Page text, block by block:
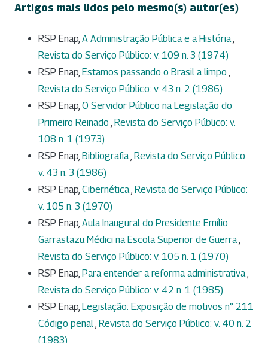
Artigos mais lidos pelo mesmo(s) autor(es)
RSP Enap, A Administração Pública e a História,
Revista do Serviço Público: v. 109 n. 3 (1974)
RSP Enap, Estamos passando o Brasil a limpo ,
Revista do Serviço Público: v. 43 n. 2 (1986)
RSP Enap, O Servidor Público na Legislação do
Primeiro Reinado , Revista do Serviço Público: v.
108 n. 1 (1973)
RSP Enap, Bibliografia, Revista do Serviço Público:
v. 43 n. 3 (1986)
RSP Enap, Cibernética, Revista do Serviço Público:
v. 105 n. 3 (1970)
RSP Enap, Aula Inaugural do Presidente Emílio
Garrastazu Médici na Escola Superior de Guerra,
Revista do Serviço Público: v. 105 n. 1 (1970)
RSP Enap, Para entender a reforma administrativa,
Revista do Serviço Público: v. 42 n. 1 (1985)
RSP Enap, Legislação: Exposição de motivos n° 211
Código penal, Revista do Serviço Público: v. 40 n. 2
(1983)